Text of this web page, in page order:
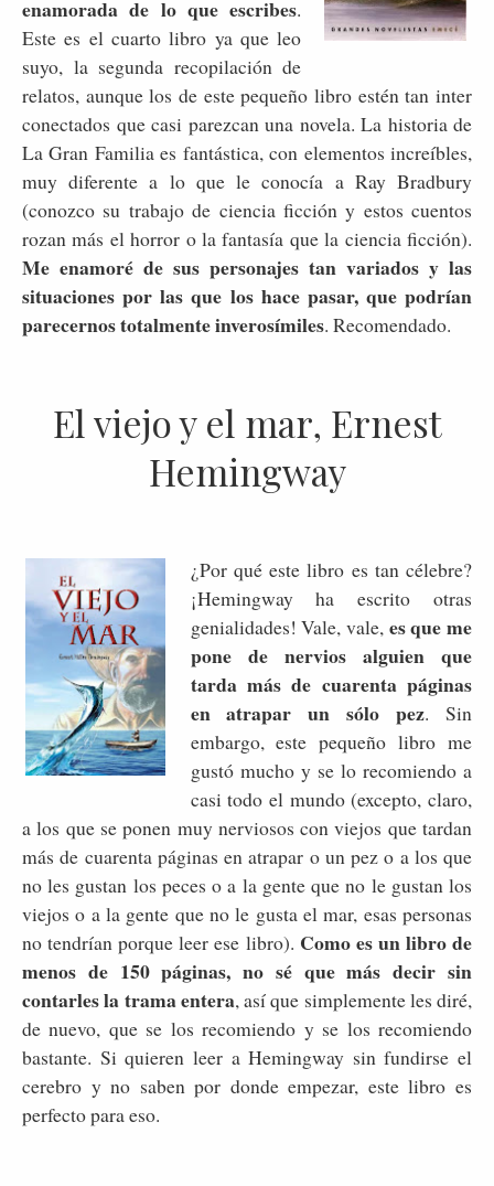
enamorada de lo que escribes.
Este es el cuarto libro ya que leo
suyo, la segunda recopilación de
relatos, aunque los de este pequeño libro estén tan inter
conectados que casi parezcan una novela. La historia de
La Gran Familia es fantástica, con elementos increíbles,
muy diferente a lo que le conocía a Ray Bradbury
(conozco su trabajo de ciencia ficción y estos cuentos
rozan más el horror o la fantasía que la ciencia ficción).
Me enamoré de sus personajes tan variados y las
situaciones por las que los hace pasar, que podrían
parecernos totalmente inverosímiles. Recomendado.
El viejo y el mar, Ernest
Hemingway
¿Por qué este libro es tan célebre?
¡Hemingway ha escrito otras
genialidades! Vale, vale, es que me
pone de nervios alguien que
tarda más de cuarenta páginas
en atrapar un sólo pez. Sin
embargo, este pequeño libro me
gustó mucho y se lo recomiendo a
casi todo el mundo (excepto, claro,
a los que se ponen muy nerviosos con viejos que tardan
más de cuarenta páginas en atrapar o un pez o a los que
no les gustan los peces o a la gente que no le gustan los
viejos o a la gente que no le gusta el mar, esas personas
no tendrían porque leer ese libro). Como es un libro de
menos de 150 páginas, no sé que más decir sin
contarles la trama entera, así que simplemente les diré,
de nuevo, que se los recomiendo y se los recomiendo
bastante. Si quieren leer a Hemingway sin fundirse el
cerebro y no saben por donde empezar, este libro es
perfecto para eso.